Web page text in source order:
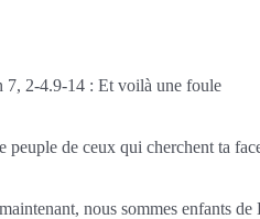
7, 2-4.9-14 : Et voilà une foule
peuple de ceux qui cherchent ta
nous sommes enfants de